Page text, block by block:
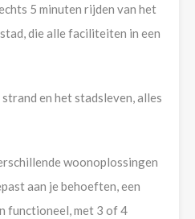
5 minuten rijden van het
die alle faciliteiten in een
en het stadsleven, alles
woonoplossingen
aan je behoeften, een
functioneel, met 3 of 4